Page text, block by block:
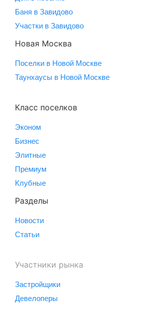
Баня в Завидово
Участки в Завидово
Новая Москва
Поселки в Новой Москве
Таунхаусы в Новой Москве
Класс поселков
Эконом
Бизнес
Элитные
Премиум
Клубные
Разделы
Новости
Статьи
Участники рынка
Застройщики
Девелоперы